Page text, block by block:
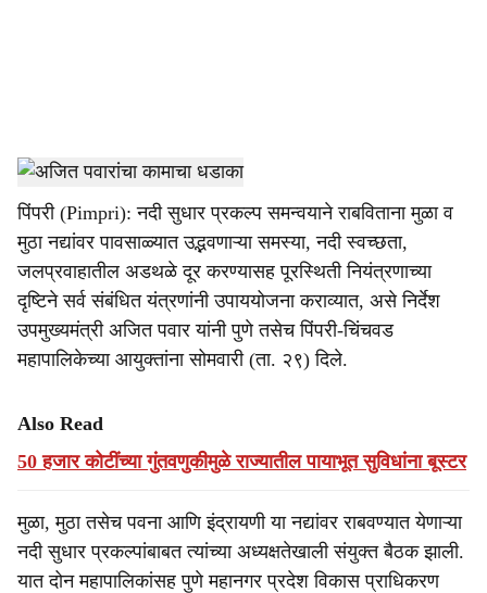
a
r
e
Ajit Pawar-Tendernama
पिंपरी (Pimpri): नदी सुधार प्रकल्प समन्वयाने राबविताना मुळा व
मुठा नद्यांवर पावसाळ्यात उद्भवणाऱ्या समस्या, नदी स्वच्छता,
जलप्रवाहातील अडथळे दूर करण्यासह पूरस्थिती नियंत्रणाच्या
दृष्टिने सर्व संबंधित यंत्रणांनी उपाययोजना कराव्यात, असे निर्देश
उपमुख्यमंत्री अजित पवार यांनी पुणे तसेच पिंपरी-चिंचवड
महापालिकेच्या आयुक्तांना सोमवारी (ता. २९) दिले.
Also Read
50 हजार कोटींच्या गुंतवणुकीमुळे राज्यातील पायाभूत सुविधांना बूस्टर
मुळा, मुठा तसेच पवना आणि इंद्रायणी या नद्यांवर राबवण्यात येणाऱ्या
नदी सुधार प्रकल्पांबाबत त्यांच्या अध्यक्षतेखाली संयुक्त बैठक झाली.
यात दोन महापालिकांसह पुणे महानगर प्रदेश विकास प्राधिकरण